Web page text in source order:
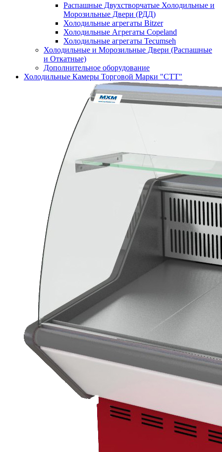
Распашные Двухстворчатые Холодильные и
Морозильные Двери (РДД)
Холодильные агрегаты Bitzer
Холодильные Агрегаты Copeland
Холодильные агрегаты Tecumseh
Холодильные и Морозильные Двери (Распашные
и Откатные)
Дополнительное оборудование
Холодильные Камеры Торговой Марки "СТТ"